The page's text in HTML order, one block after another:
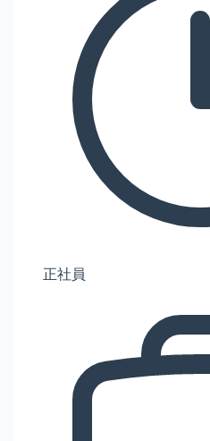
正社員